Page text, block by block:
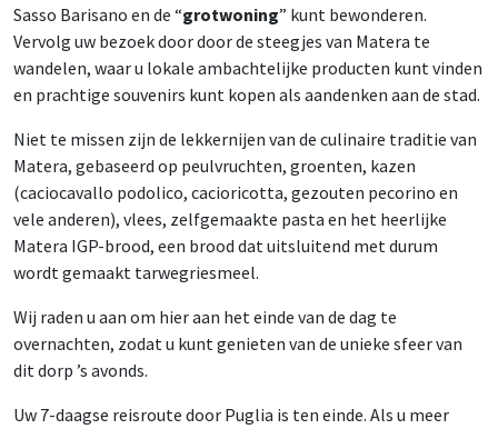
Sasso Barisano en de “grotwoning” kunt bewonderen.
Vervolg uw bezoek door door de steegjes van Matera te
wandelen, waar u lokale ambachtelijke producten kunt vinden
en prachtige souvenirs kunt kopen als aandenken aan de stad.
Niet te missen zijn de lekkernijen van de culinaire traditie van
Matera, gebaseerd op peulvruchten, groenten, kazen
(caciocavallo podolico, cacioricotta, gezouten pecorino en
vele anderen), vlees, zelfgemaakte pasta en het heerlijke
Matera IGP-brood, een brood dat uitsluitend met durum
wordt gemaakt tarwegriesmeel.
Wij raden u aan om hier aan het einde van de dag te
overnachten, zodat u kunt genieten van de unieke sfeer van
dit dorp ’s avonds.
Uw 7-daagse reisroute door Puglia is ten einde. Als u meer